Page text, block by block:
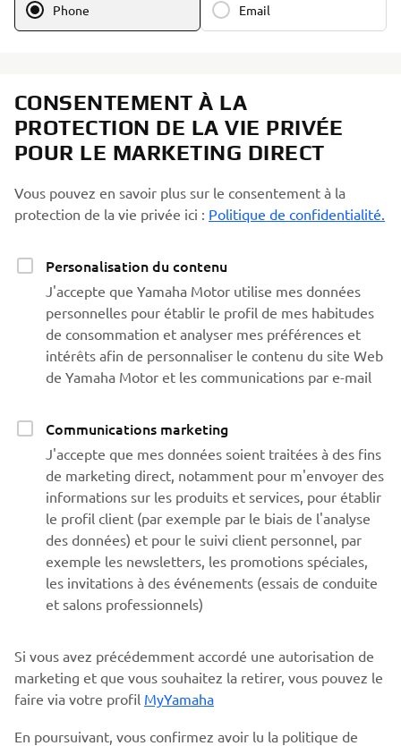
Phone Email
CONSENTEMENT À LA
PROTECTION DE LA VIE PRIVÉE
POUR LE MARKETING DIRECT
Vous pouvez en savoir plus sur le consentement à la
protection de la vie privée ici : Politique de confidentialité.
Personalisation du contenu
J'accepte que Yamaha Motor utilise mes données
personnelles pour établir le profil de mes habitudes
de consommation et analyser mes préférences et
intérêts afin de personnaliser le contenu du site Web
de Yamaha Motor et les communications par e-mail
Communications marketing
J'accepte que mes données soient traitées à des fins
de marketing direct, notamment pour m'envoyer des
informations sur les produits et services, pour établir
le profil client (par exemple par le biais de l'analyse
des données) et pour le suivi client personnel, par
exemple les newsletters, les promotions spéciales,
les invitations à des événements (essais de conduite
et salons professionnels)
Si vous avez précédemment accordé une autorisation de
marketing et que vous souhaitez la retirer, vous pouvez le
faire via votre profil MyYamaha
En poursuivant, vous confirmez avoir lu la politique de